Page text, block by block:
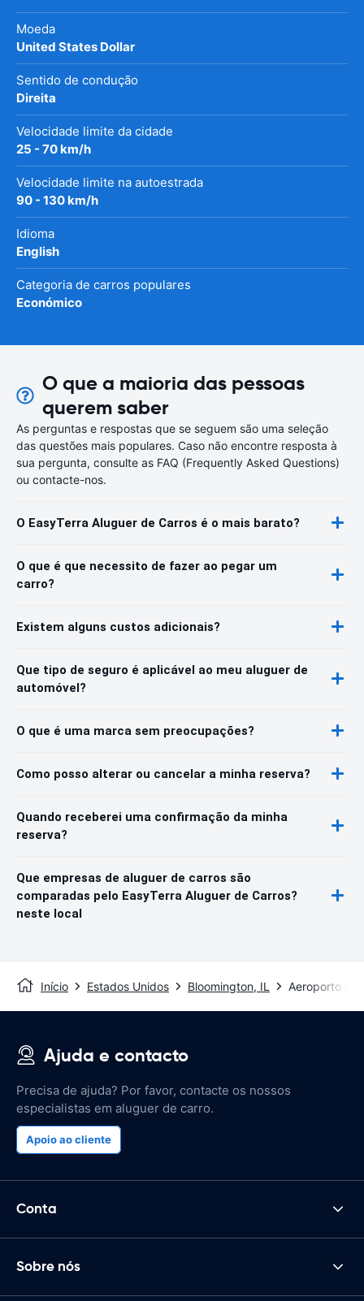
Moeda
United States Dollar
Sentido de condução
Direita
Velocidade limite da cidade
25 - 70 km/h
Velocidade limite na autoestrada
90 - 130 km/h
Idioma
English
Categoria de carros populares
Económico
O que a maioria das pessoas
querem saber
As perguntas e respostas que se seguem são uma seleção
das questões mais populares. Caso não encontre resposta à
sua pergunta, consulte as FAQ (Frequently Asked Questions)
ou contacte-nos.
O EasyTerra Aluguer de Carros é o mais barato?
O que é que necessito de fazer ao pegar um
carro?
Existem alguns custos adicionais?
Que tipo de seguro é aplicável ao meu aluguer de
automóvel?
O que é uma marca sem preocupações?
Como posso alterar ou cancelar a minha reserva?
Quando receberei uma confirmação da minha
reserva?
Que empresas de aluguer de carros são
comparadas pelo EasyTerra Aluguer de Carros?
neste local
Início Estados Unidos Bloomington, IL Aeroporto de
Ajuda e contacto
Precisa de ajuda? Por favor, contacte os nossos
especialistas em aluguer de carro.
Apoio ao cliente
Conta
Sobre nós